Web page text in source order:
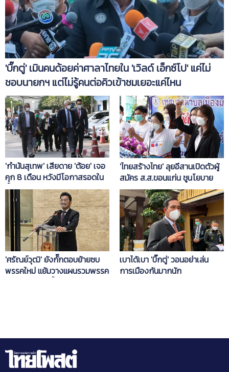
'บิ๊กตู่' เมินคนด้อยค่าศาลาไทยใน 'เวิลด์ เอ็กซ์โป' แค่ไม่
ชอบนายกฯ แต่ไม่รู้คนต่อคิวเข้าชมเยอะแค่ไหน
'กำนันสุเทพ' เสียดาย 'ต้อย' เจอ
คุก 8 เดือน หวังมีโอกาสรอดใน
ชั้นศาลฎีกา
'ไทยสร้างไทย' ลุยอีสานเปิดตัวผู้
สมัคร ส.ส.ขอนแก่น ชูนโยบาย
บำนาญประชาชน 3,000 บาท
'ศรัณย์วุฒิ' ยังกั๊กตอบย้ายซบ
พรรคใหม่ แย้มวางแผนรวมพรรค
เบาได้เบา 'บิ๊กตู่' วอนอย่าเล่น
การเมืองกันมากนัก